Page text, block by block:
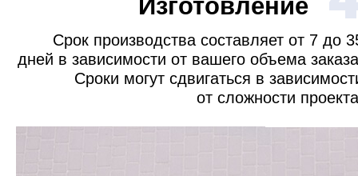
Изготовление
Срок производства составляет от 7 до
дней в зависимости от вашего объема
Сроки могут сдвигаться в
от сложности